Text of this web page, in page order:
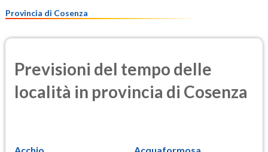
Provincia di Cosenza
Previsioni del tempo delle
località in provincia di Cosenza
Acchio Acquaformosa